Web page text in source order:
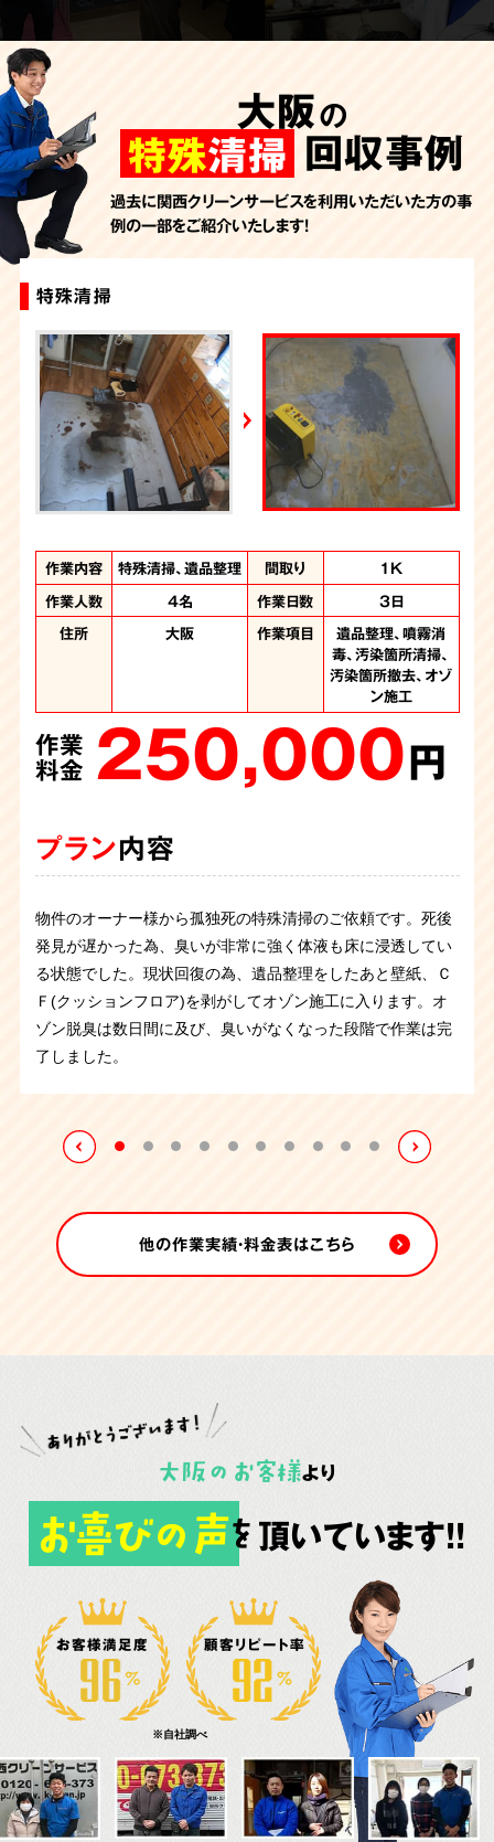
2026年7月27日放送
AbemaTV
2026年7月24日放送
朝日新聞
2026年7月10日放送
季刊「宗教問題」
2026年7月10日放送
東洋経済オンライン
2026年7月7日放送
FRIDAYデジタル
2026年7月6日放送
週刊循環経済新聞（7月6日号）
2026年7月4日放送
YouTube｜好井まさおの怪談を浴びる会
2026年6月28日放送
Yahoo!ニュース
大阪の
特殊清掃 回収事例
過去に関西クリーンサービスを利用いただいた方の事
例の一部をご紹介いたします！
特殊清掃
作業内容 特殊清掃、遺品整理 間取り
1K
作業人数
4名 作業日数
3日
住所
大阪 作業項目
遺品整理、噴霧消
毒、汚染箇所清掃、
汚染箇所撤去、オゾ
ン施工
作業
料金 250,000円
プラン内容
物件のオーナー様から孤独死の特殊清掃のご依頼です。死後
発見が遅かった為、臭いが非常に強く体液も床に浸透してい
る状態でした。現状回復の為、遺品整理をしたあと壁紙、Ｃ
Ｆ(クッションフロア)を剥がしてオゾン施工に入ります。オ
ゾン脱臭は数日間に及び、臭いがなくなった段階で作業は完
了しました。
特殊清掃
作業内容 特殊清掃、遺品整理 間取り
1K
作業人数
3人 作業日数
1日
住所
大阪 作業項目
遺品整理、噴霧消
毒、汚染箇所清掃
料金 150,000円
物件の管理会社様から特殊清掃のご依頼を承りました。ユニ
っていました。薬剤などを使用し体液を除去していきます。
ご遺品の量は比較的少なく約3時間の作業で完了いたしまし
た。
特殊清掃
作業内容 遺品整理、特殊清掃 間取り
1DK
作業人数
3名 作業日数
1日
住所
大阪府 作業項目
遺品整理、噴霧消
毒、汚染箇所清掃、
汚染箇所撤去
作業
料金 220,000円
プラン 内容
頼でした。ゴミが山積みになっており、死臭も残って害虫が
発生した状態でした。そんな中でも仕分け作業、搬出、特殊
清掃まで順に作業を進めていき、6時間程で作業が完了致し
ました。
特殊清掃
作業内容 特殊清掃、遺品整理 間取り
2K
作業人数
3名 作業日数
1日
住所
大阪 作業項目
遺品整理、噴霧消
毒、汚染箇所清掃、
汚染箇所撤去
作業
料金 130,000円
プラン 内容
わずかに染み込んだ畳を撤去すると、幸いにも下地には及ん
でいなかったためほぼ元の状態に回復することができまし
た。作業前と作業後には噴霧消毒を行いました。
特殊清掃
作業内容 特殊清掃、遺品整理 間取り
2DK
作業人数
5名 作業日数
1日
住所
大阪 作業項目
遺品整理、噴霧消
毒、汚染箇所清掃、
汚染箇所撤去
作業
料金 230,000円
プラン 内容
るような格好で発見され、正座の状態だったそうです。大切
にされていたと思われるフィギアが沢山飾られており、丁寧
に整理させていただたきました。体液が染みついた畳は全て
撤去し、噴霧消毒を行って作業終了です。
特殊清掃
作業内容 特殊清掃、遺品整理 間取り
2K
作業人数
4名 作業日数
1日
住所
大阪 作業項目
噴霧消毒、汚染箇所
清掃、汚染箇所撤
去、遺品整理
作業
料金 230,000円
プラン 内容
わずかにある程度です。体液が畳に染みついた畳を撤去する
と臭いがなくなり、作業後、消臭剤の噴霧にて作業終了いた
しました。
特殊清掃
作業内容 特殊清掃、遺品整理 間取り
1K
作業人数
3人 作業日数
4日
住所
大阪 作業項目
噴霧消毒、汚染箇所
清掃、汚染箇所撤
去、汚染箇所解体、
オゾン施工、内装工
事、遺品整理
作業
料金 480,000円
プラン内容
大阪府にあるマンション管理会社さまからの孤独死の特殊清
掃のご依頼です。臭いが非常に強く、マンションの入居者の
方にも影響が出ていたため緊急の対応が必要でした。すぐさ
ま状況を把握し作業を行いました。現場にはハエが大量発
生。臭いが床や壁紙に染みついているので、汚染している箇
ただきました。
特殊清掃
作業内容 特殊清掃、遺品整理 間取り
1K
作業人数
4名 作業日数
1日
住所
大阪 作業項目
遺品整理、大量のゴ
ミの撤去、噴霧消
毒、汚染箇所清掃
作業
料金 165,000円
プラン 内容
そうですが、大量のゴミを溜め込んだ部屋でお亡くなりにな
っていました。作業をしていると、ゴミではなく排泄物が入
った袋が大量に出てきたので故人さまは精神的な問題を抱え
ておられたのかもしれません。管理会社様も手に負えずお困
りのようでしたので、無事に作業を完了できてよかったで
す。
特殊清掃
作業内容
特殊清掃、不用品回
収
間取り 3LDK
作業人数 3名 作業時間
6時間
噴霧消毒、汚染物の
撤去、汚染か所清
掃、不用品回収
作業
料金 140,000円
プラン内容
病気を患っていたお住まいの方が部屋やトイレを汚してしま
って手に負えないと、ご親族から依頼がございました。ご不
用になるお品物と傷んでしまった畳を撤去し、排せつ物など
で汚れた箇所は専門のノウハウで徹底的に清掃いたしまし
た。
特殊清掃
作業内容 遺品整理、特殊清掃 間取り
2K
作業人数
4名 作業日数
6時間
住所
作業項目
遺品整理、噴霧消
毒、汚染箇所清掃、
汚染箇所撤去
作業
料金 187,000円
プラン 内容
生していました。異臭が立ち込める中、汚染物を撤去し、室
内を空っぽにします。同時にクリーニングも進め、一日で元
の状態を取り戻すことができました。
他の作業実績・料金表はこちら
大阪 の お客様より
お喜びの声を 頂いています!!
お客様満足度 顧客リピート率
※自社調べ